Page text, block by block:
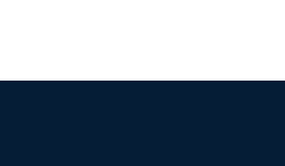
волокна
товара. Обращаем